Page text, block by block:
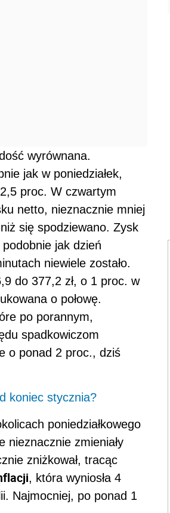
wyrównana.
jak w poniedziałek,
proc. W czwartym
netto, nieznacznie mniej
się spodziewano. Zysk
podobnie jak dzień
niewiele zostało.
do 377,2 zł, o 1 proc. w
o połowę.
po porannym,
spadkowiczom
o ponad 2 proc., dziś
koniec stycznia?
poniedziałkowego
nieznacznie zmieniały
zniżkował, tracąc
, która wyniosła 4
Najmocniej, po ponad 1